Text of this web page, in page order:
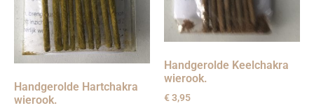
Handgerolde Hartchakra
wierook.
Handgerolde Keelchakra
wierook.
€3,95